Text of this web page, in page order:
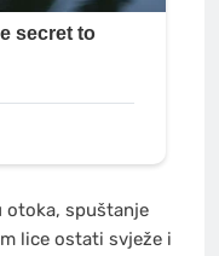
otoka, spuštanje
lice ostati svježe i